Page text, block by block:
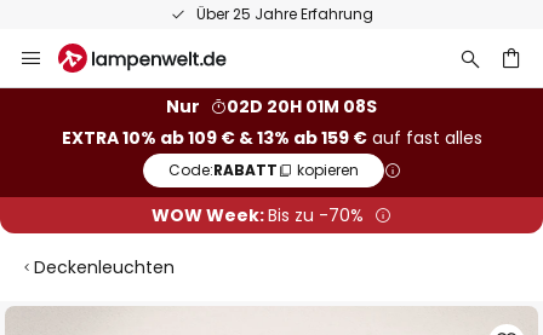
Über 25 Jahre Erfahrung
Inhalt
Nur
02D 20H 01M 07S
EXTRA 10% ab 109 € & 13% ab 159 €auf fast alles
Code:RABATT kopieren
WOW Week:Bis zu -70%
Deckenleuchten
Zum